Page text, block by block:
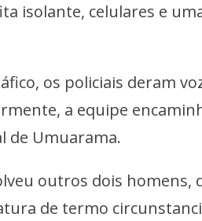
isolante, celulares e
os policiais deram
a equipe
de Umuarama.
outros dois homens,
de termo